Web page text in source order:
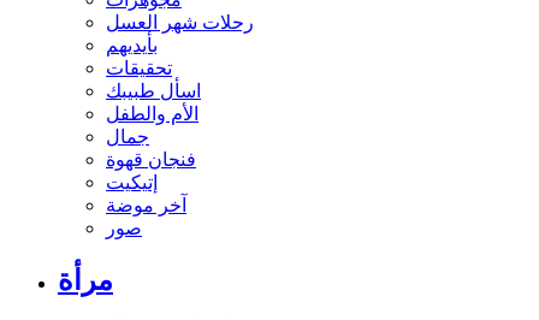
رحلات شهر العسل
بأيديهم
تحقيقات
اسأل طبيبك
الأم والطفل
جمال
فنجان قهوة
إتيكيت
آخر موضة
صور
مرأة